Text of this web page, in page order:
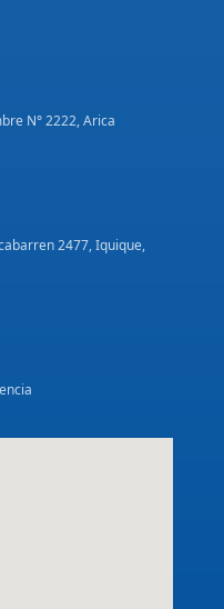
N° 2222, Arica
2477, Iquique,